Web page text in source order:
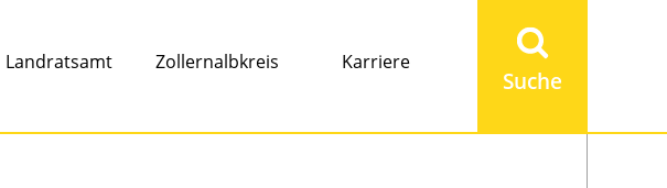
Landratsamt Zollernalbkreis Karriere
eingeben